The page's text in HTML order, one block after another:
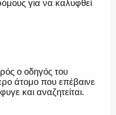
για να καλυφθεί
ο οδηγός του
άτομο που επέβαινε
και αναζητείται.